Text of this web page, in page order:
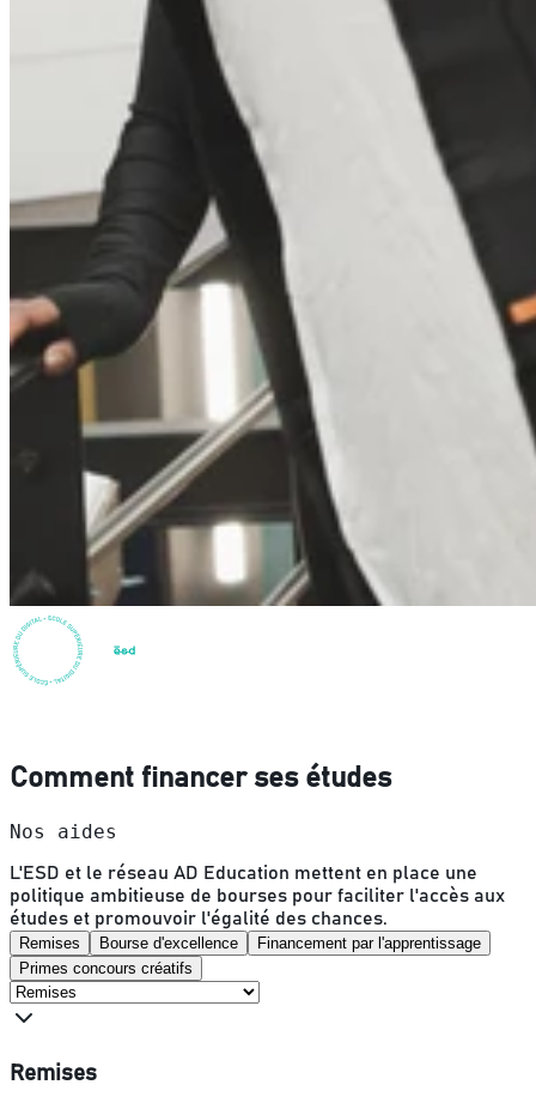
Comment financer ses études
Nos aides
L'ESD et le réseau AD Education mettent en place une
politique ambitieuse de bourses pour faciliter l'accès aux
études et promouvoir l'égalité des chances.
Remises Bourse d'excellence
Financement par l'apprentissage
Primes concours créatifs
Remises